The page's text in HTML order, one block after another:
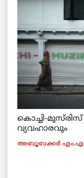
കൊച്ചി-മുസ്‌രിസ്
വ്യവഹാരവും
അബൂബക്കർ എം.എ